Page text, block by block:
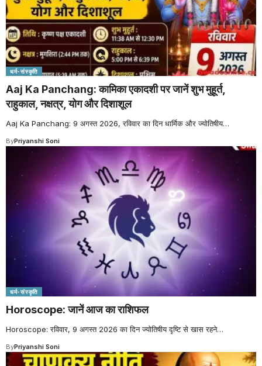
धर्म-संस्कृति
Aaj Ka Panchang: कामिका एकादशी पर जानें शुभ मुहूर्त,
राहुकाल, नक्षत्र, योग और दिशाशूल
Aaj Ka Panchang: 9 अगस्त 2026, रविवार का दिन धार्मिक और ज्योतिषीय…
ByPriyanshi Soni
धर्म-संस्कृति
Horoscope: जानें आज का राशिफल
Horoscope: रविवार, 9 अगस्त 2026 का दिन ज्योतिषीय दृष्टि से खास रहने…
ByPriyanshi Soni